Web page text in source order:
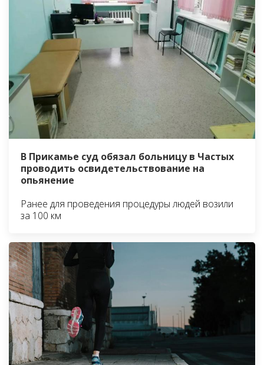
В Прикамье суд обязал больницу в Частых
проводить освидетельствование на
опьянение
Ранее для проведения процедуры людей возили
за 100 км